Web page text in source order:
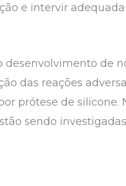
e intervir
desenvolvimento de
das reações
prótese de silicone.
sendo